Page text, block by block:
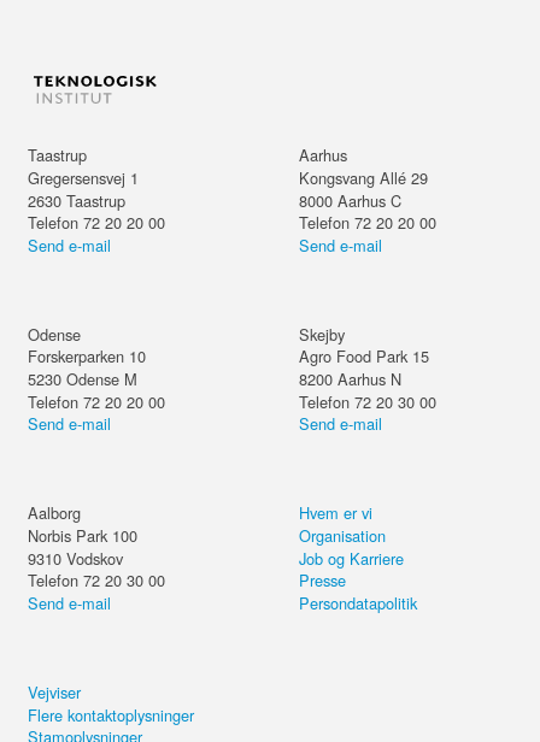
Taastrup
Gregersensvej 1
2630 Taastrup
Telefon 72 20 20 00
Send e-mail
Aarhus
Kongsvang Allé 29
8000 Aarhus C
Telefon 72 20 20 00
Send e-mail
Odense
Forskerparken 10
5230 Odense M
Telefon 72 20 20 00
Send e-mail
Skejby
Agro Food Park 15
8200 Aarhus N
Telefon 72 20 30 00
Send e-mail
Aalborg
Norbis Park 100
9310 Vodskov
Telefon 72 20 30 00
Send e-mail
Hvem er vi
Organisation
Job og Karriere
Presse
Persondatapolitik
Vejviser
Flere kontaktoplysninger
Stamoplysninger